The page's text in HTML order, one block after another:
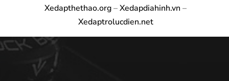
Xedapthethao.org–Xedapdiahinh.vn –
Xedaptrolucdien.net